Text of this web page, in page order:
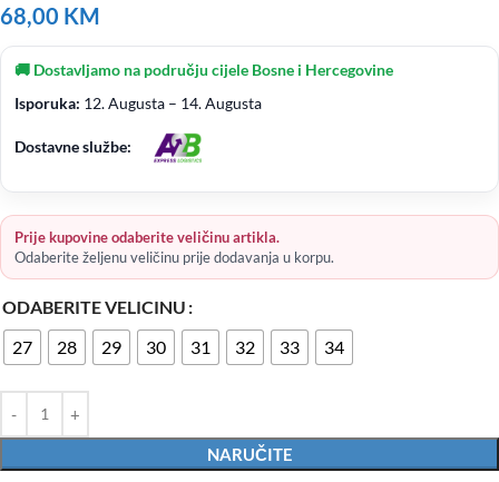
68,00 KM
🚚 Dostavljamo na području cijele Bosne i Hercegovine
Isporuka: 12. Augusta – 14. Augusta
Dostavne službe:
Prije kupovine odaberite veličinu artikla.
Odaberite željenu veličinu prije dodavanja u korpu.
ODABERITE VELICINU
27
28 29 30 31 32 33 34
NARUČITE